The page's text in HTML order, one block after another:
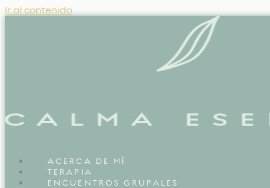
Ir al contenido
ACERCA DE MÍ
TERAPIA
ENCUENTROS GRUPALES